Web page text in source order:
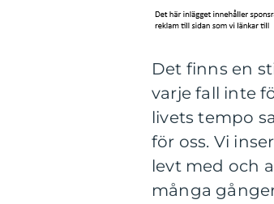
Det finns en
varje fall inte
livets tempo
för oss. Vi
levt med och
många